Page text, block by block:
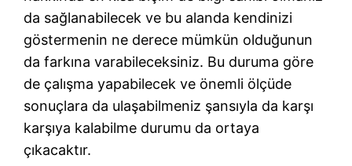
da sağlanabilecek ve bu alanda kendinizi
göstermenin ne derece mümkün olduğunun
da farkına varabileceksiniz. Bu duruma göre
de çalışma yapabilecek ve önemli ölçüde
sonuçlara da ulaşabilmeniz şansıyla da karşı
karşıya kalabilme durumu da ortaya
çıkacaktır.